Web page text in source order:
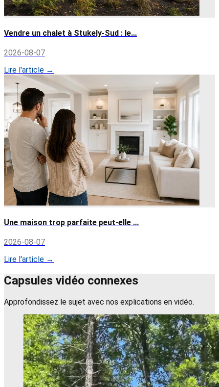
Vendre un chalet à Stukely-Sud : le...
2026-08-07
Lire l'article →
Une maison trop parfaite peut-elle ...
2026-08-07
Lire l'article →
Capsules vidéo connexes
Approfondissez le sujet avec nos explications en vidéo.